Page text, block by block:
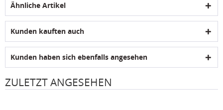
Ähnliche Artikel
Kunden kauften auch
Kunden haben sich ebenfalls angesehen
ZULETZT ANGESEHEN